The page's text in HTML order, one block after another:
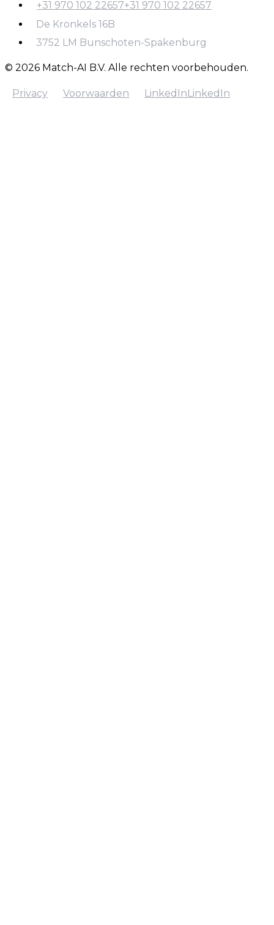
info@match-ai.nl
+31 970 102 22657
+31 970 102 22657
+31 970 102 22657
De Kronkels 16B
3752 LM Bunschoten-Spakenburg
© 2026 Match-AI B.V. Alle rechten voorbehouden.
Privacy
Voorwaarden
LinkedInLinkedIn